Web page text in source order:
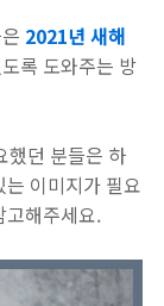
2021년 새해
록 도와주는 방
했던 분들은 하
이미지가 필요
고해주세요.